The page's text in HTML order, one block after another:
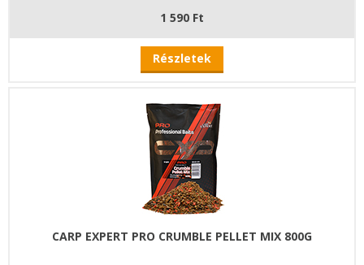
1 590 Ft
Részletek
CARP EXPERT PRO CRUMBLE PELLET MIX 800G